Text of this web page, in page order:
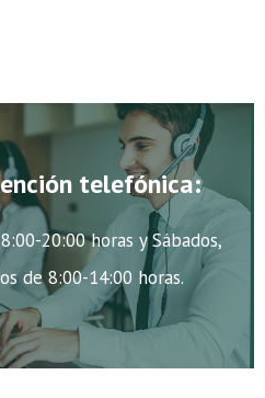
telefónica:
20:00 horas y Sábados,
de 8:00-14:00 horas.